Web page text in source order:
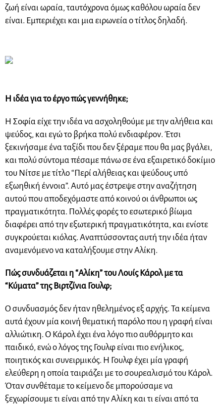
ζωή είναι ωραία, ταυτόχρονα όμως καθόλου ωραία δεν
είναι. Εμπεριέχει και μια ειρωνεία ο τίτλος δηλαδή.
Η ιδέα για το έργο πώς γεννήθηκε;
Η Σοφία είχε την ιδέα να ασχοληθούμε με την αλήθεια και
ψεύδος, και εγώ το βρήκα πολύ ενδιαφέρον. Έτσι
ξεκινήσαμε ένα ταξίδι που δεν ξέραμε που θα μας βγάλει,
και πολύ σύντομα πέσαμε πάνω σε ένα εξαιρετικό δοκίμιο
του Νίτσε με τίτλο “Περί αλήθειας και ψεύδους υπό
εξωηθική έννοια”. Αυτό μας έστρεψε στην αναζήτηση
αυτού που αποδεχόμαστε από κοινού οι άνθρωποι ως
πραγματικότητα. Πολλές φορές το εσωτερικό βίωμα
διαφέρει από την εξωτερική πραγματικότητα, και ενίοτε
συγκρούεται κιόλας. Αναπτύσσοντας αυτή την ιδέα ήταν
αναμενόμενο να καταλήξουμε στην Αλίκη.
Πώς συνδυάζεται η “Αλίκη” του Λουίς Κάρολ με τα
“Κύματα” της Βιρτζίνια Γουλφ;
Ο συνδυασμός δεν ήταν ηθελημένος εξ αρχής. Τα κείμενα
αυτά έχουν μία κοινή θεματική παρόλο που η γραφή είναι
αλλιώτικη. Ο Κάρολ έχει ένα λόγο πιο αυθόρμητο και
παιδικό, ενώ ο λόγος της Γουλφ είναι πιο ενήλικος,
ποιητικός και συνειρμικός. Η Γουλφ έχει μία γραφή
ελεύθερη η οποία ταιριάζει με το σουρεαλισμό του Κάρολ.
Όταν συνθέταμε το κείμενο δε μπορούσαμε να
ξεχωρίσουμε τι είναι από την Αλίκη και τι είναι από τα